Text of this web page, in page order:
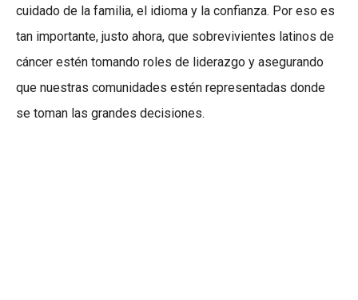
cuidado de la familia, el idioma y la confianza. Por eso es
tan importante, justo ahora, que sobrevivientes latinos de
cáncer estén tomando roles de liderazgo y asegurando
que nuestras comunidades estén representadas donde
se toman las grandes decisiones.